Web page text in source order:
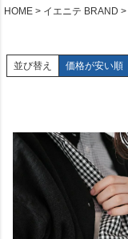
HOME イエニテ BRAND
並び替え 価格が安い順